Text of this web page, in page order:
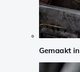
Gemaakt